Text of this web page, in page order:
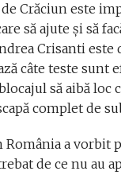
Crăciun este
să ajute și să
Crisanti este
câte teste sunt
să aibă loc
complet de
România a vorbit
de ce nu au